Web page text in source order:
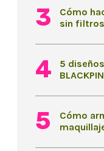
Cómo
sin filtros
5
Cómo